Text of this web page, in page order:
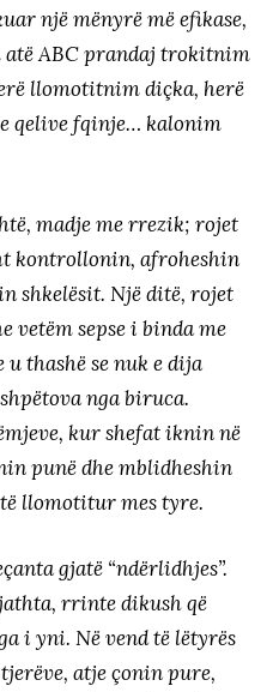
një mënyrë më efikase,
atë ABC prandaj trokitnim
llomotitnim diçka, herë
qelive fqinje… kalonim
madje me rrezik; rojet
kontrollonin, afroheshin
shkelësit. Një ditë, rojet
vetëm sepse i binda me
thashë se nuk e dija
nga biruca.
kur shefat iknin në
punë dhe mblidheshin
llomotitur mes tyre.
gjatë “ndërlidhjes”.
rrinte dikush që
i yni. Në vend të lëtyrës
atje çonin pure,